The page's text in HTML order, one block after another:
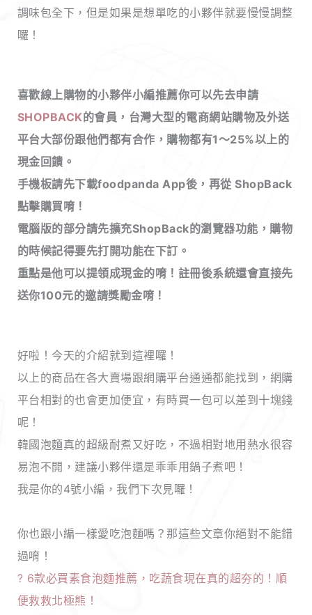
調味包全下，但是如果是想單吃的小夥伴就要慢慢調整
囉！
喜歡線上購物的小夥伴小編推薦你可以先去申請
SHOPBACK的會員，台灣大型的電商網站購物及外送
平台大部份跟他們都有合作，購物都有1～25%以上的
現金回饋 。
手機板請先下載foodpanda App後，再從 ShopBack
點擊購買唷！
電腦版的部分請先擴充ShopBack的瀏覽器功能，購物
的時候記得要先打開功能在下訂。
重點是他可以提領成現金的唷！註冊後系統還會直接先
送你100元的邀請獎勵金唷！
好啦！今天的介紹就到這裡囉！
以上的商品在各大賣場跟網購平台通通都能找到，網購
平台相對的也會更加便宜，有時買一包可以差到十塊錢
呢！
韓國泡麵真的超級耐煮又好吃，不過相對地用熱水很容
易泡不開，建議小夥伴還是乖乖用鍋子煮吧！
我是你的4號小編，我們下次見囉！
你也跟小編一樣愛吃泡麵嗎？那這些文章你絕對不能錯
過唷！
? 6款必買素食泡麵推薦，吃蔬食現在真的超夯的！順
便救救北極熊！